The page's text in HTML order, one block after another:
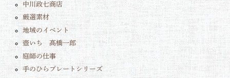
中川政七商店
厳選素材
地域のイベント
壺いち 髙橋一郎
庭師の仕事
手のひらプレートシリーズ